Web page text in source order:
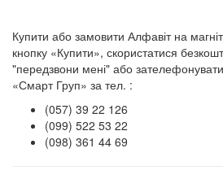
Купити або замовити Алфавіт на
кнопку «Купити», скористатися
"передзвони мені" або
«Смарт Груп» за тел. :
(057) 39 22 126
(099) 522 53 22
(098) 361 44 69